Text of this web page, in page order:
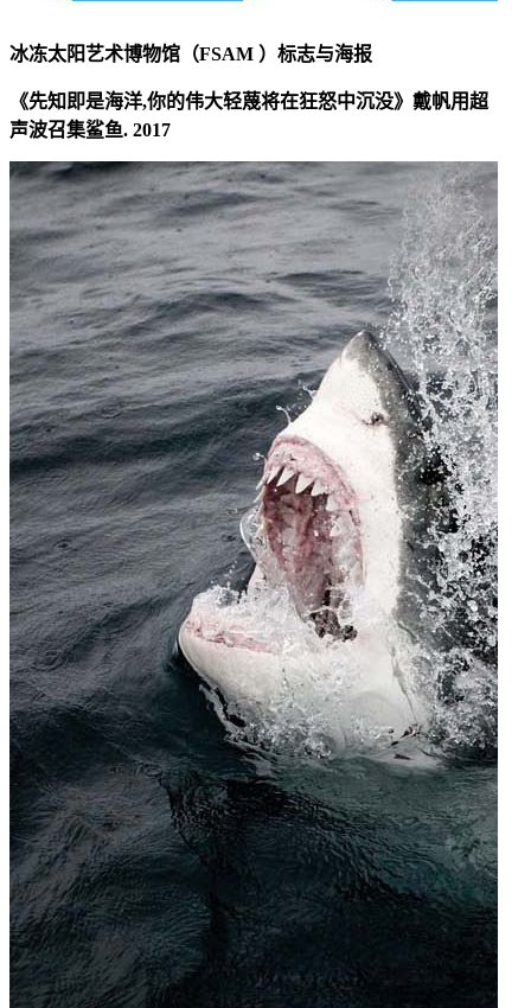
冰冻太阳艺术博物馆（FSAM ）标志与海报
《先知即是海洋,你的伟大轻蔑将在狂怒中沉没》戴帆用超
声波召集鲨鱼. 2017